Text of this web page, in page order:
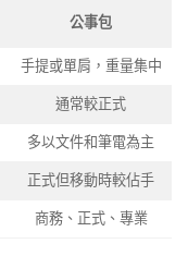
公事包
手提或單肩，重量集中
通常較正式
多以文件和筆電為主
正式但移動時較佔手
商務、正式、專業